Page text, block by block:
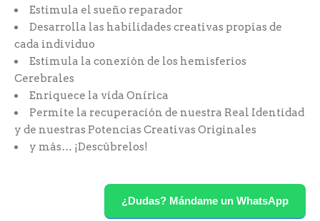
Estimula el sueño reparador
Desarrolla las habilidades creativas propias de
cada individuo
Estimula la conexión de los hemisferios
Cerebrales
Enriquece la vida Onírica
Permite la recuperación de nuestra Real Identidad
y de nuestras Potencias Creativas Originales
y más… ¡Descúbrelos!
¿Dudas? Mándame un WhatsApp